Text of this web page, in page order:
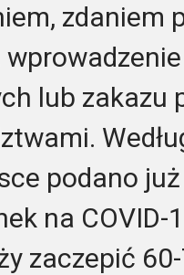
zdaniem
lub zakazu
podano
na COVID-
zaczepić